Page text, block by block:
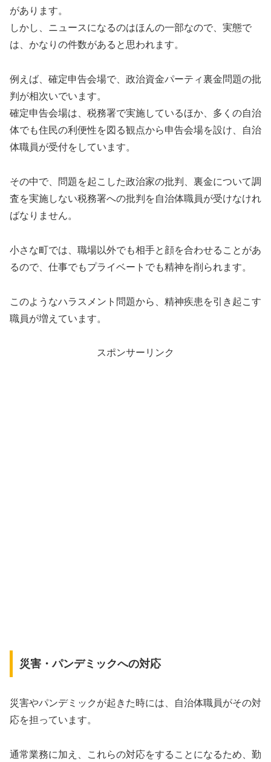
があります。
しかし、ニュースになるのはほんの一部なので、実態で
は、かなりの件数があると思われます。
例えば、確定申告会場で、政治資金パーティ裏金問題の批
判が相次いでいます。
確定申告会場は、税務署で実施しているほか、多くの自治
体でも住民の利便性を図る観点から申告会場を設け、自治
体職員が受付をしています。
その中で、問題を起こした政治家の批判、裏金について調
査を実施しない税務署への批判を自治体職員が受けなけれ
ばなりません。
小さな町では、職場以外でも相手と顔を合わせることがあ
るので、仕事でもプライベートでも精神を削られます。
このようなハラスメント問題から、精神疾患を引き起こす
職員が増えています。
スポンサーリンク
災害・パンデミックへの対応
災害やパンデミックが起きた時には、自治体職員がその対
応を担っています。
通常業務に加え、これらの対応をすることになるため、勤